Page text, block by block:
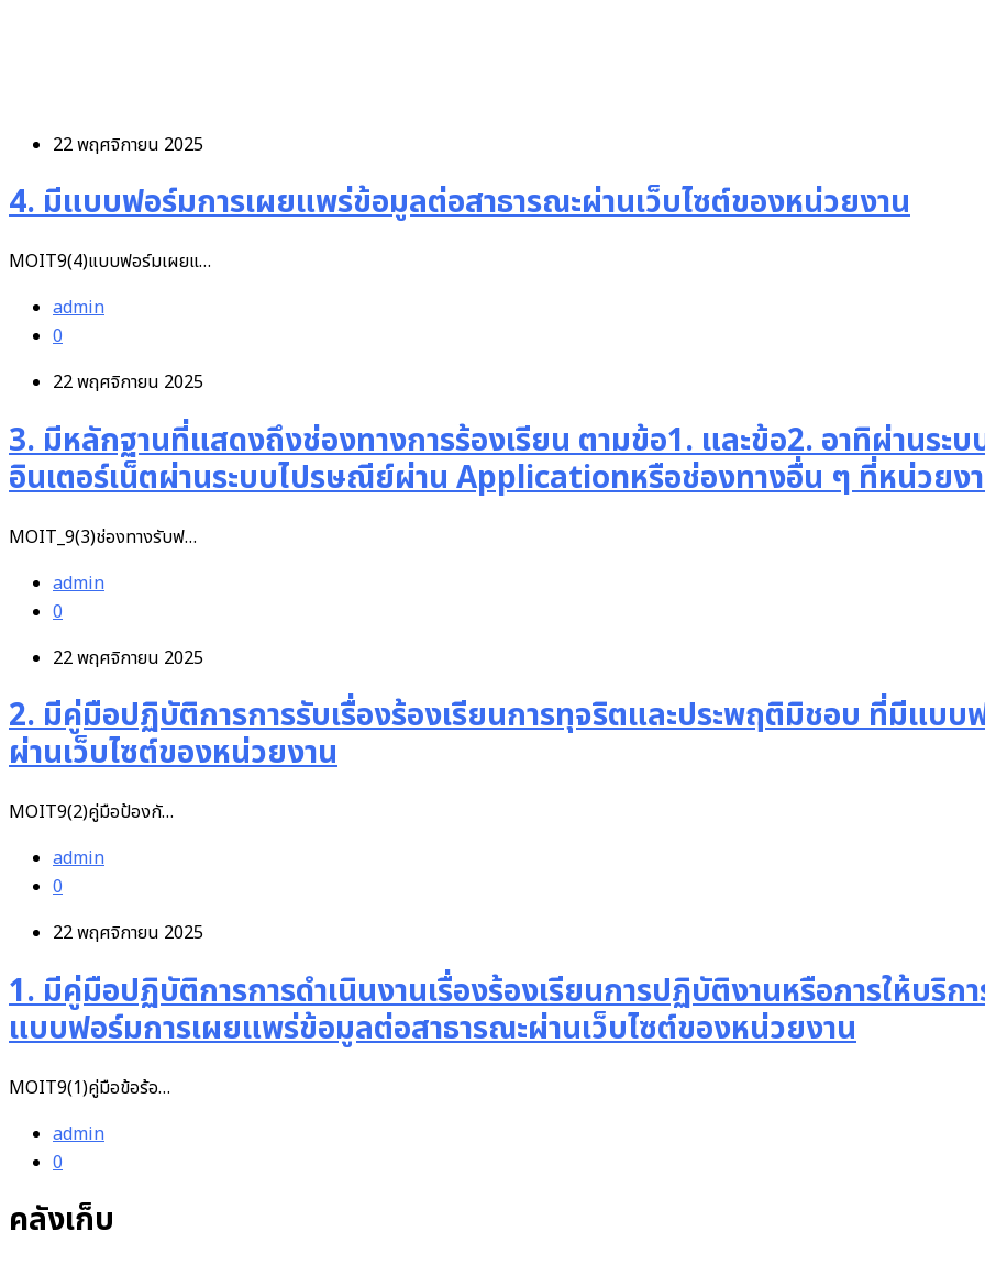
22 พฤศจิกายน 2025
4. มีแบบฟอร์มการเผยแพร่ข้อมูลต่อสาธารณะผ่านเว็บไซต์ของหน่วยงาน
MOIT9(4)แบบฟอร์มเผยแ…
admin
0
22 พฤศจิกายน 2025
3. มีหลักฐานที่แสดงถึงช่องทางการร้องเรียน ตามข้อ1. และข้อ2. อาทิผ่านระ
อินเตอร์เน็ตผ่านระบบไปรษณีย์ผ่าน Applicationหรือช่องทางอื่น ๆ ที่หน่วยง
MOIT_9(3)ช่องทางรับฟ…
admin
0
22 พฤศจิกายน 2025
2. มีคู่มือปฏิบัติการการรับเรื่องร้องเรียนการทุจริตและประพฤติมิชอบ ที่มีแบ
ผ่านเว็บไซต์ของหน่วยงาน
MOIT9(2)คู่มือป้องกั…
admin
0
22 พฤศจิกายน 2025
1. มีคู่มือปฏิบัติการการดำเนินงานเรื่องร้องเรียนการปฏิบัติงานหรือการให้บริก
แบบฟอร์มการเผยแพร่ข้อมูลต่อสาธารณะผ่านเว็บไซต์ของหน่วยงาน
MOIT9(1)คู่มือข้อร้อ…
admin
0
คลังเก็บ